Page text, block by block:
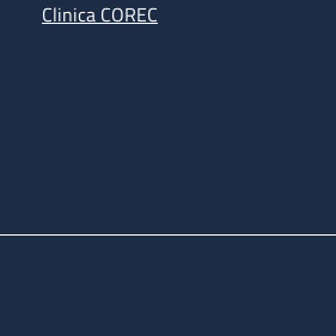
Clinica COREC